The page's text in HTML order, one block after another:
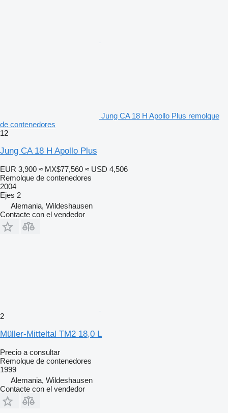
Jung CA 18 H Apollo Plus remolque
de contenedores
12
Jung CA 18 H Apollo Plus
EUR 3,900 ≈ MX$77,560 ≈ USD 4,506
Remolque de contenedores
2004
Ejes 2
Alemania, Wildeshausen
Contacte con el vendedor
2
Müller-Mitteltal TM2 18,0 L
Precio a consultar
Remolque de contenedores
1999
Alemania, Wildeshausen
Contacte con el vendedor